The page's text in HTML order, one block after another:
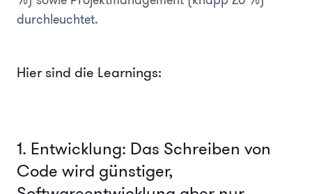
durchleuchtet.
Hier sind die Learnings:
1. Entwicklung: Das Schreiben von
Code wird günstiger,